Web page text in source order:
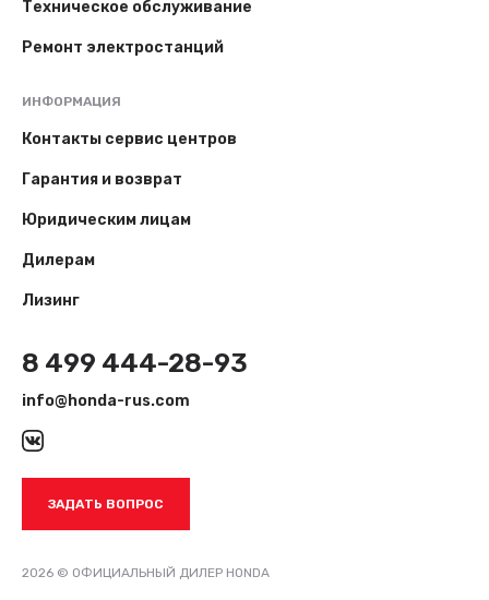
Техническое обслуживание
Ремонт электростанций
ИНФОРМАЦИЯ
Контакты сервис центров
Гарантия и возврат
Юридическим лицам
Дилерам
Лизинг
8 499 444-28-93
info@honda-rus.com
ЗАДАТЬ ВОПРОС
2026 © ОФИЦИАЛЬНЫЙ ДИЛЕР HONDA